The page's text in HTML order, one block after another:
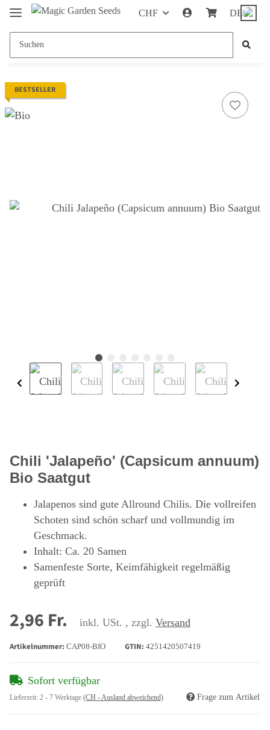
CHF DE
BESTSELLER
Chili 'Jalapeño' (Capsicum annuum)
Bio Saatgut
Jalapenos sind gute Allround Chilis. Die vollreifen
Schoten sind schön scharf und vollmundig im
Geschmack.
Inhalt: Ca. 20 Samen
Samenfeste Sorte, Keimfähigkeit regelmäßig
geprüft
2,96 Fr. inkl. USt. , zzgl. Versand
Artikelnummer: CAP08-BIO GTIN: 4251420507419
Sofort verfügbar
Lieferzeit: 2 - 7 Werktage (CH - Ausland abweichend) Frage zum Artikel